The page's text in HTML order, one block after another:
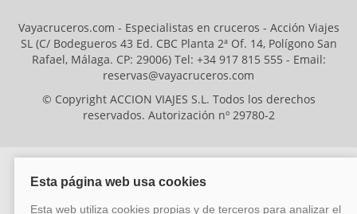
Vayacruceros.com - Especialistas en cruceros - Acción Viajes
SL (C/ Bodegueros 43 Ed. CBC Planta 2ª Of. 14, Polígono San
Rafael, Málaga. CP: 29006) Tel: +34 917 815 555 - Email:
reservas@vayacruceros.com
© Copyright ACCION VIAJES S.L. Todos los derechos
reservados. Autorización nº 29780-2